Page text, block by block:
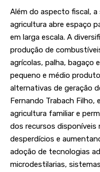
Além do aspecto fiscal,
agricultura abre espaço
em larga escala. A
produção de
agrícolas, palha, bagaço
pequeno e médio
alternativas de geração
Fernando Trabach Filho,
agricultura familiar e
dos recursos disponíveis
desperdícios e
adoção de tecnologias
microdestilarias,